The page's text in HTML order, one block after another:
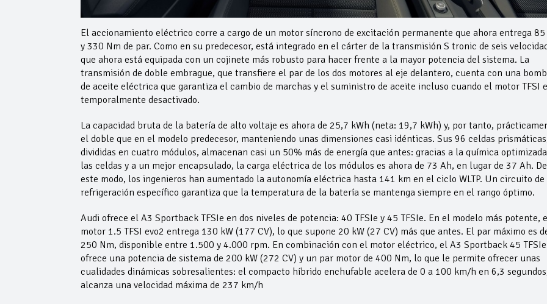
El accionamiento eléctrico corre a cargo de un motor síncrono de excitación permanente que ahora entrega 85
y 330 Nm de par. Como en su predecesor, está integrado en el cárter de la transmisión S tronic de seis
que ahora está equipada con un cojinete más robusto para hacer frente a la mayor potencia del sistema. La
transmisión de doble embrague, que transfiere el par de los dos motores al eje delantero, cuenta con una
de aceite eléctrica que garantiza el cambio de marchas y el suministro de aceite incluso cuando el motor TFSI
temporalmente desactivado.
La capacidad bruta de la batería de alto voltaje es ahora de 25,7 kWh (neta: 19,7 kWh) y, por tanto,
el doble que en el modelo predecesor, manteniendo unas dimensiones casi idénticas. Sus 96 celdas
divididas en cuatro módulos, almacenan casi un 50% más de energía que antes: gracias a la química
las celdas y a un mejor encapsulado, la carga eléctrica de los módulos es ahora de 73 Ah, en lugar de 37 Ah. De
este modo, los ingenieros han aumentado la autonomía eléctrica hasta 141 km en el ciclo WLTP. Un circuito de
refrigeración específico garantiza que la temperatura de la batería se mantenga siempre en el rango óptimo.
Audi ofrece el A3 Sportback TFSIe en dos niveles de potencia: 40 TFSIe y 45 TFSIe. En el modelo más potente,
motor 1.5 TFSI evo2 entrega 130 kW (177 CV), lo que supone 20 kW (27 CV) más que antes. El par máximo es
250 Nm, disponible entre 1.500 y 4.000 rpm. En combinación con el motor eléctrico, el A3 Sportback 45 TFSIe
ofrece una potencia de sistema de 200 kW (272 CV) y un par motor de 400 Nm, lo que le permite ofrecer unas
cualidades dinámicas sobresalientes: el compacto híbrido enchufable acelera de 0 a 100 km/h en 6,3
alcanza una velocidad máxima de 237 km/h